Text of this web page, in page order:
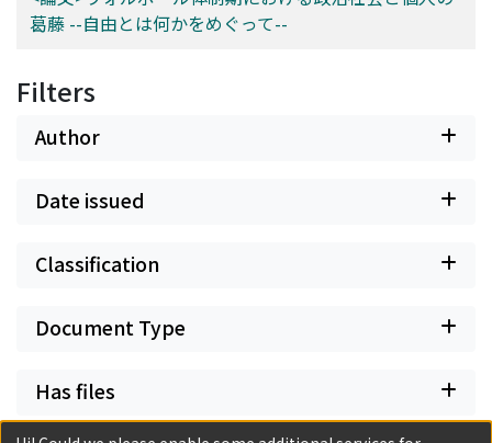
葛藤 --自由とは何かをめぐって--
Filters
Author
Date issued
Classification
Document Type
Has files